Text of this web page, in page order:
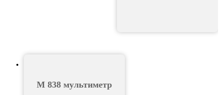
М 838 мультиметр